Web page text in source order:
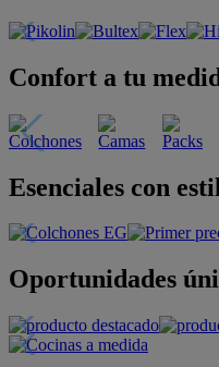
Confort a tu
Esenciales con
Oportunidades